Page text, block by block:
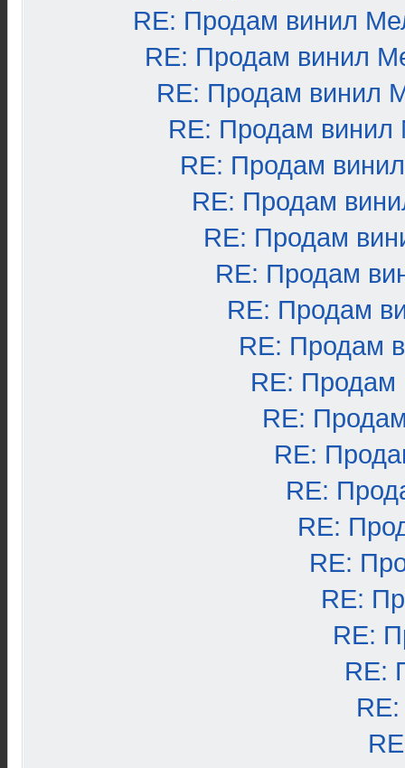
RE: Продам винил
RE: Продам винил
RE: Продам винил
RE: Продам винил
RE: Продам
RE: Продам
RE: Продам
RE: Продам
RE: Продам
RE: Продам
RE: Продам
RE:
RE:
RE:
RE:
RE:
RE:
RE:
RE: